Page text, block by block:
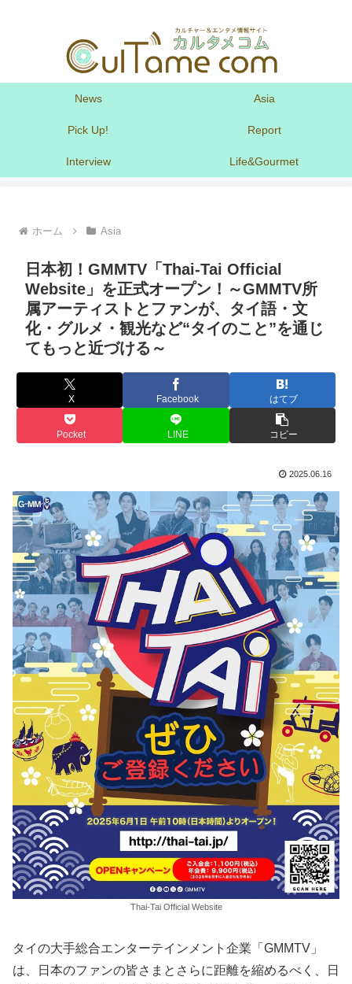
News Asia
Pick Up! Report
Interview Life&Gourmet
ホーム Asia
日本初！GMMTV「Thai-Tai Official
Website」を正式オープン！～GMMTV所
属アーティストとファンが、タイ語・文
化・グルメ・観光など“タイのこと”を通じ
てもっと近づける～
X Facebook はてブ
Pocket LINE コピー
2025.06.16
Thai-Tai Official Website
タイの大手総合エンターテインメント企業「GMMTV」
は、日本のファンの皆さまとさらに距離を縮めるべく、日